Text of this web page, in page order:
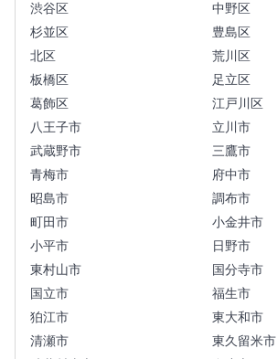
渋谷区
中野区
杉並区
豊島区
北区
荒川区
板橋区
足立区
葛飾区
江戸川区
八王子市
立川市
武蔵野市
三鷹市
青梅市
府中市
昭島市
調布市
町田市
小金井市
小平市
日野市
東村山市
国分寺市
国立市
福生市
狛江市
東大和市
清瀬市
東久留米市